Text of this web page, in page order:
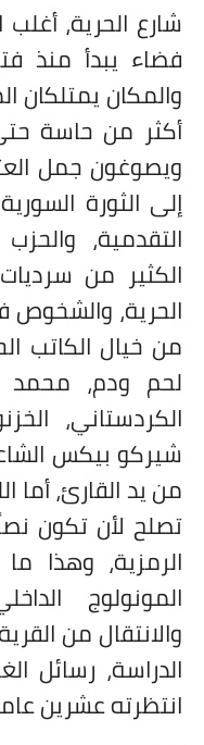
شارع الحرية،
فضاء يبدأ منذ
والمكان يمتلكان
أكثر من حاسة
ويصوغون جمل
إلى الثورة
التقدمية،
الكثير من
الحرية، والشخوص
من خيال الكاتب
لحم ودم،
الكردستاني،
شيركو بيكس
من يد القارئ،
تصلح لأن تكون
الرمزية، وهذا
المونولوج
والانتقال من
الدراسة، رسائل
انتظرته عشرين